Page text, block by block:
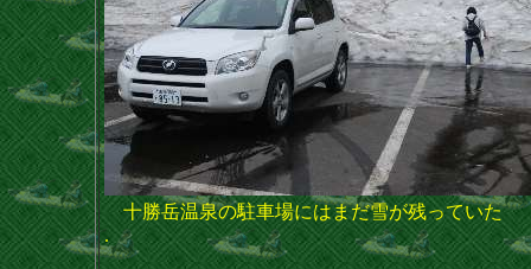
十勝岳温泉の駐車場にはまだ雪が残っていた
.